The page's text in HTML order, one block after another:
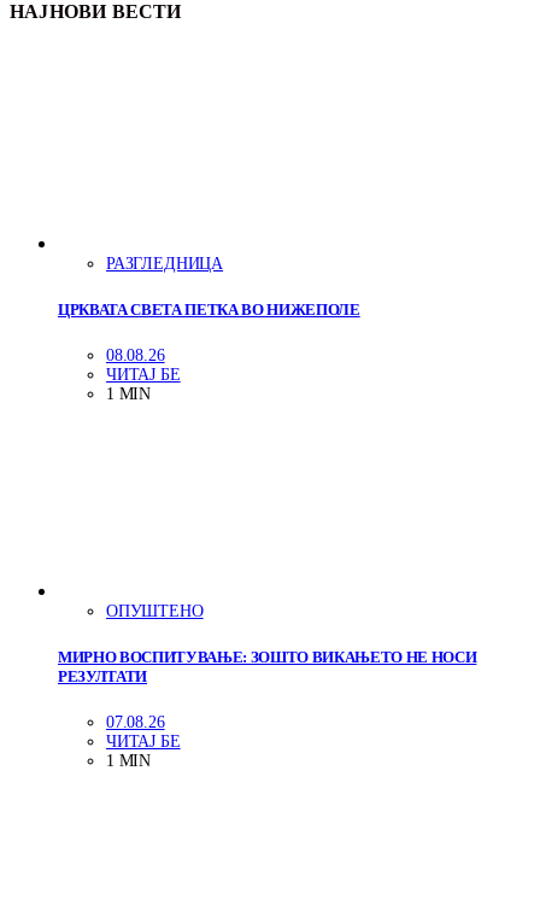
НАЈНОВИ ВЕСТИ
РАЗГЛЕДНИЦА
ЦРКВАТА СВЕТА ПЕТКА ВО НИЖЕПОЛЕ
08.08.26
ЧИТАЈ БЕ
1 MIN
ОПУШТЕНО
МИРНО ВОСПИТУВАЊЕ: ЗОШТО ВИКАЊЕТО НЕ НОСИ
РЕЗУЛТАТИ
07.08.26
ЧИТАЈ БЕ
1 MIN